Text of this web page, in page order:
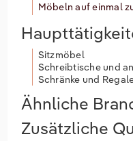
Möbeln auf einmal
Sitzmöbel
Schreibtische und
Schränke und
Ähnliche
Zusätzliche